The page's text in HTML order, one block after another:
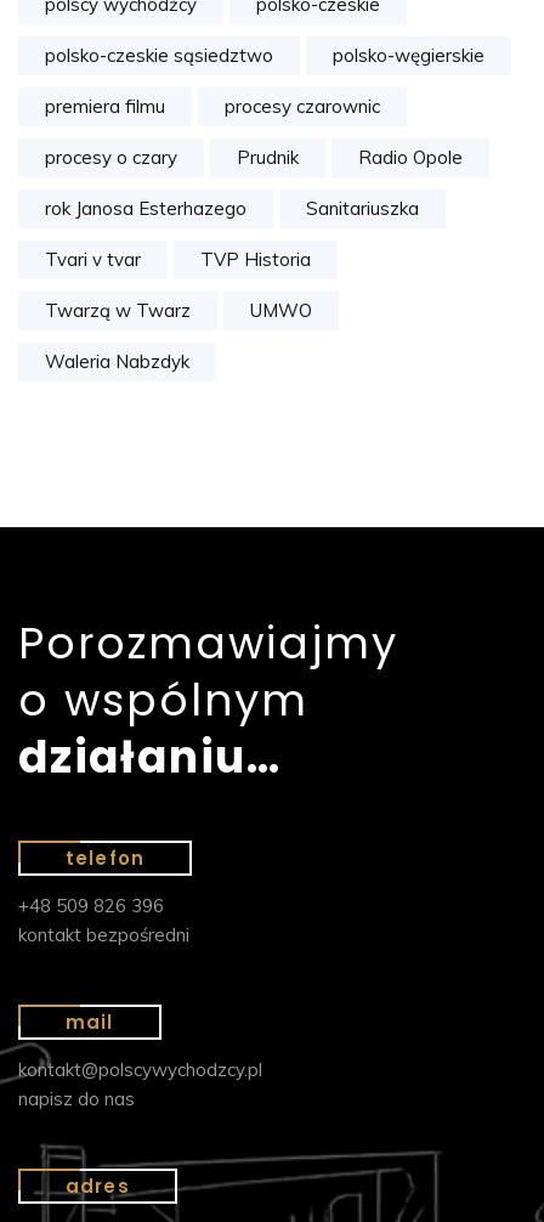
polscy wychodźcy polsko-czeskie
polsko-czeskie sąsiedztwo polsko-węgierskie
premiera filmu procesy czarownic
procesy o czary Prudnik Radio Opole
rok Janosa Esterhazego Sanitariuszka
Tvari v tvar TVP Historia
Twarzą w Twarz UMWO
Waleria Nabzdyk
Porozmawiajmy
o wspólnym
działaniu…
telefon
+48 509 826 396
kontakt bezpośredni
mail
kontakt@polscywychodzcy.pl
napisz do nas
adres